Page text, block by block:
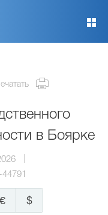
в Боярке
44791
$
€